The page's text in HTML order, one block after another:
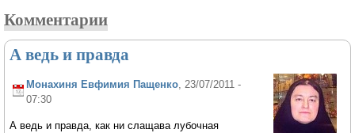
Комментарии
А ведь и правда
Монахиня Евфимия Пащенко, 23/07/2011 -
07:30
А ведь и правда, как ни слащава лубочная